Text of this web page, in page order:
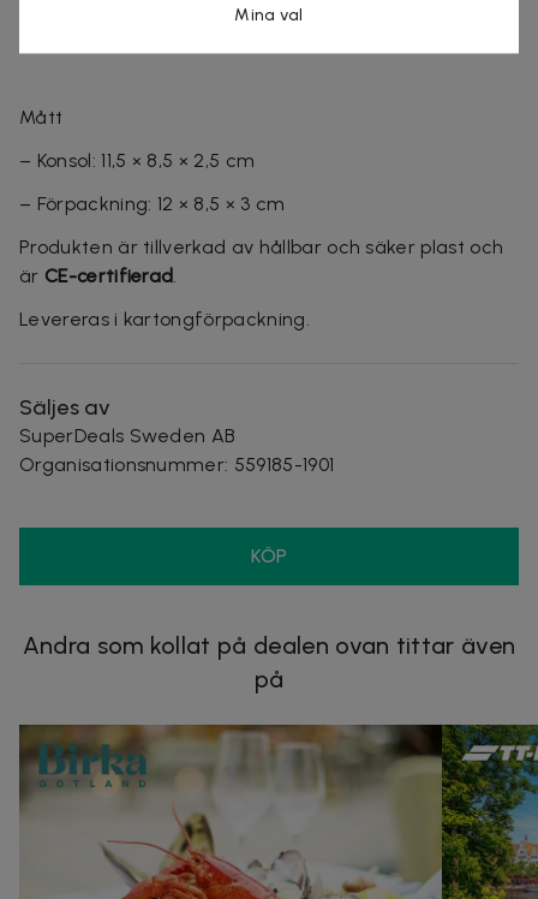
Mått
– Konsol: 11,5 × 8,5 × 2,5 cm
– Förpackning: 12 × 8,5 × 3 cm
Produkten är tillverkad av hållbar och säker plast och
är CE-certifierad
Levereras i kartongförpackning.
Säljes av
SuperDeals Sweden AB
Organisationsnummer: 559185-1901
KÖP
Andra som kollat på dealen ovan tittar även
på
Mina val